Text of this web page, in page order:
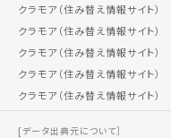
クラモア（住み替え情報サイト）
クラモア（住み替え情報サイト）
クラモア（住み替え情報サイト）
クラモア（住み替え情報サイト）
クラモア（住み替え情報サイト）
[データ出典元について］